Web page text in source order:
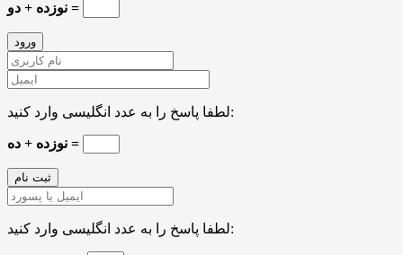
نوزده + دو =
لطفا پاسخ را به عدد انگلیسی وارد کنید:
نوزده + ده =
لطفا پاسخ را به عدد انگلیسی وارد کنید: